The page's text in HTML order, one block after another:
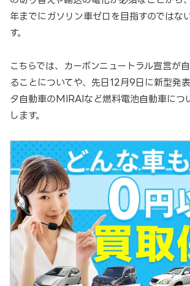
年までにガソリン車ゼロを目指すのではな
す。
こちらでは、カーボンニュートラル宣言が
ることについてや、先日12月9日に新型発
タ自動車のMIRAIなど燃料電池自動車につ
します。